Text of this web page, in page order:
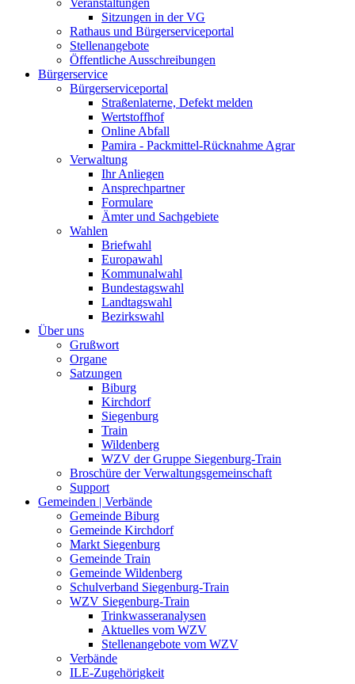
Veranstaltungen
Sitzungen in der VG
Rathaus und Bürgerserviceportal
Stellenangebote
Öffentliche Ausschreibungen
Bürgerservice
Bürgerserviceportal
Straßenlaterne, Defekt melden
Wertstoffhof
Online Abfall
Pamira - Packmittel-Rücknahme Agrar
Verwaltung
Ihr Anliegen
Ansprechpartner
Formulare
Ämter und Sachgebiete
Wahlen
Briefwahl
Europawahl
Kommunalwahl
Bundestagswahl
Landtagswahl
Bezirkswahl
Über uns
Grußwort
Organe
Satzungen
Biburg
Kirchdorf
Siegenburg
Train
Wildenberg
WZV der Gruppe Siegenburg-Train
Broschüre der Verwaltungsgemeinschaft
Support
Gemeinden | Verbände
Gemeinde Biburg
Gemeinde Kirchdorf
Markt Siegenburg
Gemeinde Train
Gemeinde Wildenberg
Schulverband Siegenburg-Train
WZV Siegenburg-Train
Trinkwasseranalysen
Aktuelles vom WZV
Stellenangebote vom WZV
Verbände
ILE-Zugehörigkeit